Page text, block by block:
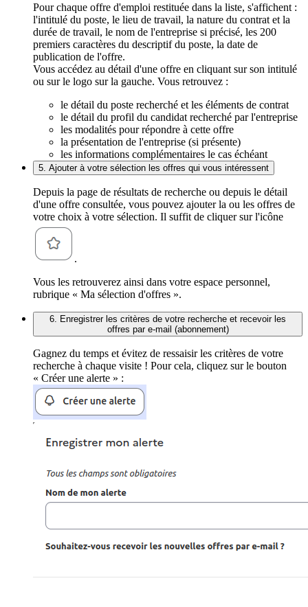
Pour chaque offre d'emploi restituée dans la liste, s'affichent :
l'intitulé du poste, le lieu de travail, la nature du contrat et la
durée de travail, le nom de l'entreprise si précisé, les 200
premiers caractères du descriptif du poste, la date de
publication de l'offre.
Vous accédez au détail d'une offre en cliquant sur son intitulé
ou sur le logo sur la gauche. Vous retrouvez :
le détail du poste recherché et les éléments de contrat
le détail du profil du candidat recherché par l'entreprise
les modalités pour répondre à cette offre
la présentation de l'entreprise (si présente)
les informations complémentaires le cas échéant
5. Ajouter à votre sélection les offres qui vous intéressent
Depuis la page de résultats de recherche ou depuis le détail
d'une offre consultée, vous pouvez ajouter la ou les offres de
votre choix à votre sélection. Il suffit de cliquer sur l'icône
.
Vous les retrouverez ainsi dans votre espace personnel,
rubrique « Ma sélection d'offres ».
6. Enregistrer les critères de votre recherche et recevoir les
offres par e-mail (abonnement)
Gagnez du temps et évitez de ressaisir les critères de votre
recherche à chaque visite ! Pour cela, cliquez sur le bouton
« Créer une alerte » :